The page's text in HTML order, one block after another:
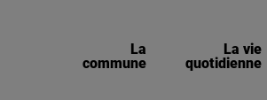
La
commune
La vie
quotidienne